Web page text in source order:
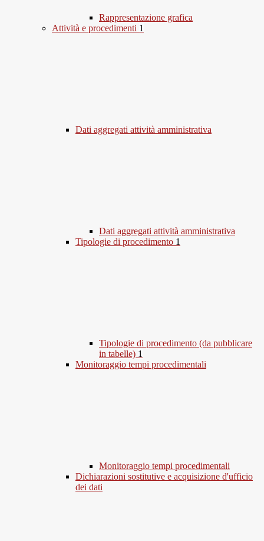
Rappresentazione grafica
Attività e procedimenti 1
Dati aggregati attività amministrativa
Dati aggregati attività amministrativa
Tipologie di procedimento 1
Tipologie di procedimento (da pubblicare
in tabelle) 1
Monitoraggio tempi procedimentali
Monitoraggio tempi procedimentali
Dichiarazioni sostitutive e acquisizione d'ufficio
dei dati